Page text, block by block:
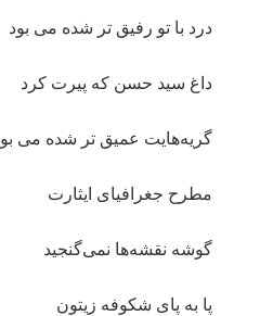
درد با تو رفیق تر شده می بود
داغ سید حسن که پیرت کرد
گریه‌هایت عمیق تر شده می
مطرح جغرافیای ایثارت
گوشه نقشه‌ها نمی‌گنجید
پا به پای شکوفه زیتون